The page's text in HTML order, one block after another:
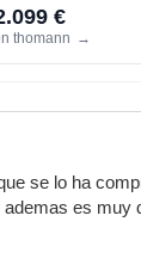
€
thomann →
se lo ha
es muy